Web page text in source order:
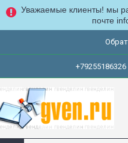
Уважаемые клиенты! мы
почте
+79255186326